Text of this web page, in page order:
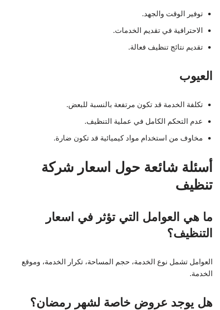
توفير الوقت والجهد.
الاحترافية في تقديم الخدمات.
تقديم نتائج تنظيف فعالة.
العيوب
تكلفة الخدمة قد تكون مرتفعة بالنسبة للبعض.
عدم التحكم الكامل في عملية التنظيف.
مخاوف من استخدام مواد كيميائية قد تكون ضارة.
أسئلة شائعة حول اسعار شركة
تنظيف
ما هي العوامل التي تؤثر في اسعار
التنظيف؟
العوامل تشمل نوع الخدمة، حجم المساحة، تكرار الخدمة، وموقع
الخدمة.
هل يوجد عروض خاصة لشهر رمضان؟